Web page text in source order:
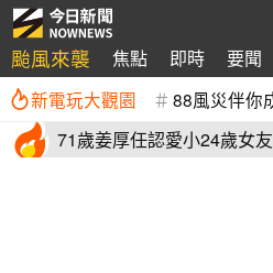
颱風來襲 焦點 即時 要聞
新電玩大觀園 88風災伴你
71歲姜厚任認愛小24歲女